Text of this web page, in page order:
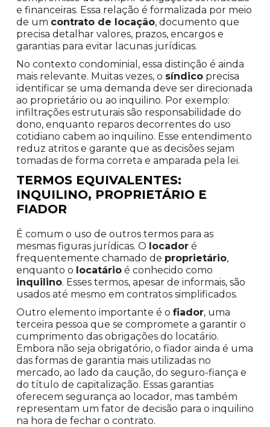
e financeiras. Essa relação é formalizada por meio
de um contrato de locação, documento que
precisa detalhar valores, prazos, encargos e
garantias para evitar lacunas jurídicas.
No contexto condominial, essa distinção é ainda
mais relevante. Muitas vezes, o síndicoprecisa
identificar se uma demanda deve ser direcionada
ao proprietário ou ao inquilino. Por exemplo:
infiltrações estruturais são responsabilidade do
dono, enquanto reparos decorrentes do uso
cotidiano cabem ao inquilino. Esse entendimento
reduz atritos e garante que as decisões sejam
tomadas de forma correta e amparada pela lei.
TERMOS EQUIVALENTES:
INQUILINO, PROPRIETÁRIO E
FIADOR
É comum o uso de outros termos para as
mesmas figuras jurídicas. O locadoré
frequentemente chamado de proprietário,
enquanto o locatárioé conhecido como
inquilino. Esses termos, apesar de informais, são
usados até mesmo em contratos simplificados.
Outro elemento importante é o fiador, uma
terceira pessoa que se compromete a garantir o
cumprimento das obrigações do locatário.
Embora não seja obrigatório, o fiador ainda é uma
das formas de garantia mais utilizadas no
mercado, ao lado da caução, do seguro-fiança e
do título de capitalização. Essas garantias
oferecem segurança ao locador, mas também
representam um fator de decisão para o inquilino
na hora de fechar o contrato.